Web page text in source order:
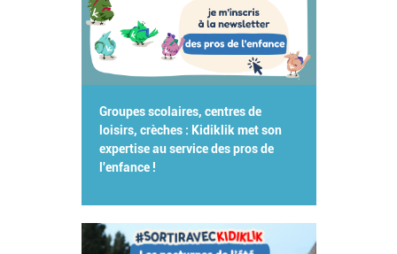
Groupes scolaires, centres de
loisirs, crèches : Kidiklik met son
expertise au service des pros de
l'enfance !